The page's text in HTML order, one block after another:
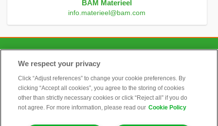
BAM Materieel
info.materieel@bam.com
CONTACT
ALGEMEEN
We respect your privacy
Click “Adjust references” to change your cookie preferences. By
clicking “Accept all cookies”, you agree to the storing of cookies
other than strictly necessary cookies or click “Reject all” if you do
not agree. For more information, please read our Cookie Policy